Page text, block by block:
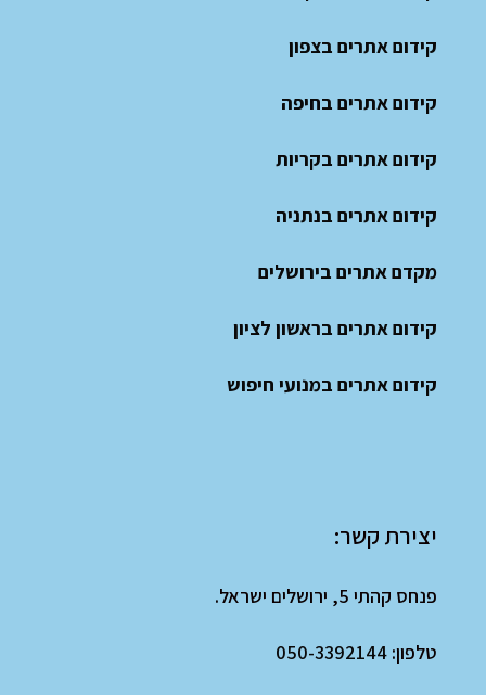
קידום אתרים בצפון
קידום אתרים בחיפה
קידום אתרים בקריות
קידום אתרים בנתניה
מקדם אתרים בירושלים
קידום אתרים בראשון לציון
קידום אתרים במנועי חיפוש
יצירת קשר:
פנחס קהתי 5, ירושלים ישראל.
טלפון: 050-3392144